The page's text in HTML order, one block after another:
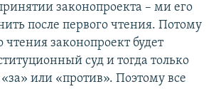
законопроекта – ми его
после первого чтения. Потому
чтения законопроект будет
суд и тогда только
или «против». Поэтому все